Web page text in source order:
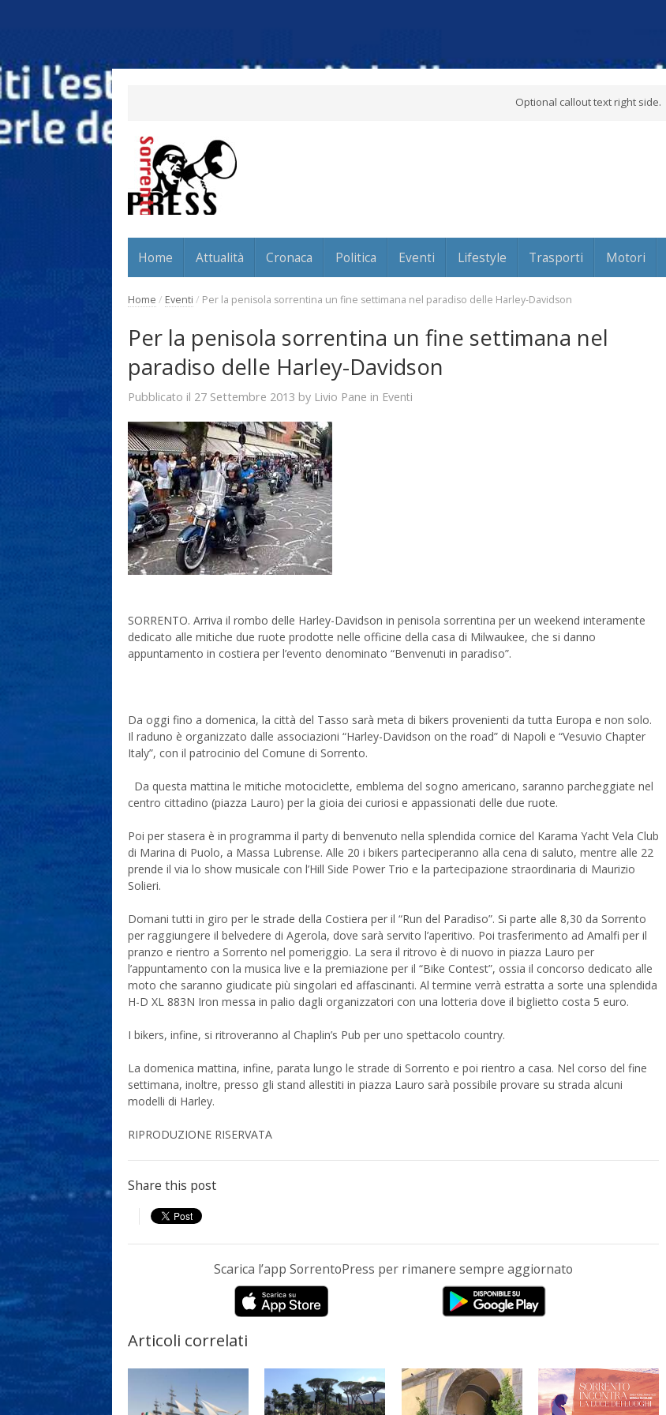
Optional callout text right side.
Home Attualità Cronaca Politica Eventi Lifestyle Trasporti Motori
Home / Eventi / Per la penisola sorrentina un fine settimana nel paradiso delle Harley-Davidson
Per la penisola sorrentina un fine settimana nel
paradiso delle Harley-Davidson
Pubblicato il 27 Settembre 2013 by Livio Pane in Eventi
SORRENTO. Arriva il rombo delle Harley-Davidson in penisola sorrentina per un weekend interamente
dedicato alle mitiche due ruote prodotte nelle officine della casa di Milwaukee, che si danno
appuntamento in costiera per l’evento denominato “Benvenuti in paradiso”.
Da oggi fino a domenica, la città del Tasso sarà meta di bikers provenienti da tutta Europa e non solo.
Il raduno è organizzato dalle associazioni “Harley-Davidson on the road” di Napoli e “Vesuvio Chapter
Italy”, con il patrocinio del Comune di Sorrento.
Da questa mattina le mitiche motociclette, emblema del sogno americano, saranno parcheggiate nel
centro cittadino (piazza Lauro) per la gioia dei curiosi e appassionati delle due ruote.
Poi per stasera è in programma il party di benvenuto nella splendida cornice del Karama Yacht Vela Club
di Marina di Puolo, a Massa Lubrense. Alle 20 i bikers parteciperanno alla cena di saluto, mentre alle 22
prende il via lo show musicale con l’Hill Side Power Trio e la partecipazione straordinaria di Maurizio
Solieri.
Domani tutti in giro per le strade della Costiera per il “Run del Paradiso”. Si parte alle 8,30 da Sorrento
per raggiungere il belvedere di Agerola, dove sarà servito l’aperitivo. Poi trasferimento ad Amalfi per il
pranzo e rientro a Sorrento nel pomeriggio. La sera il ritrovo è di nuovo in piazza Lauro per
l’appuntamento con la musica live e la premiazione per il “Bike Contest”, ossia il concorso dedicato alle
moto che saranno giudicate più singolari ed affascinanti. Al termine verrà estratta a sorte una splendida
H-D XL 883N Iron messa in palio dagli organizzatori con una lotteria dove il biglietto costa 5 euro.
I bikers, infine, si ritroveranno al Chaplin’s Pub per uno spettacolo country.
La domenica mattina, infine, parata lungo le strade di Sorrento e poi rientro a casa. Nel corso del fine
settimana, inoltre, presso gli stand allestiti in piazza Lauro sarà possibile provare su strada alcuni
modelli di Harley.
RIPRODUZIONE RISERVATA
Share this post
Scarica l’app SorrentoPress per rimanere sempre aggiornato
Articoli correlati